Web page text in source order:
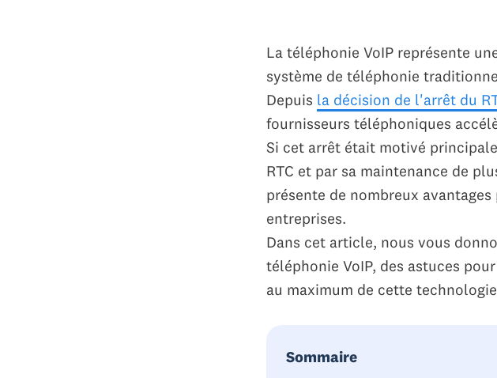
La téléphonie VoIP représente
système de téléphonie
Depuis la décision de l'arrêt du
fournisseurs téléphoniques
Si cet arrêt était motivé
RTC et par sa maintenance de
présente de nombreux
entreprises.
Dans cet article, nous vous
téléphonie VoIP, des astuces
au maximum de cette
Sommaire